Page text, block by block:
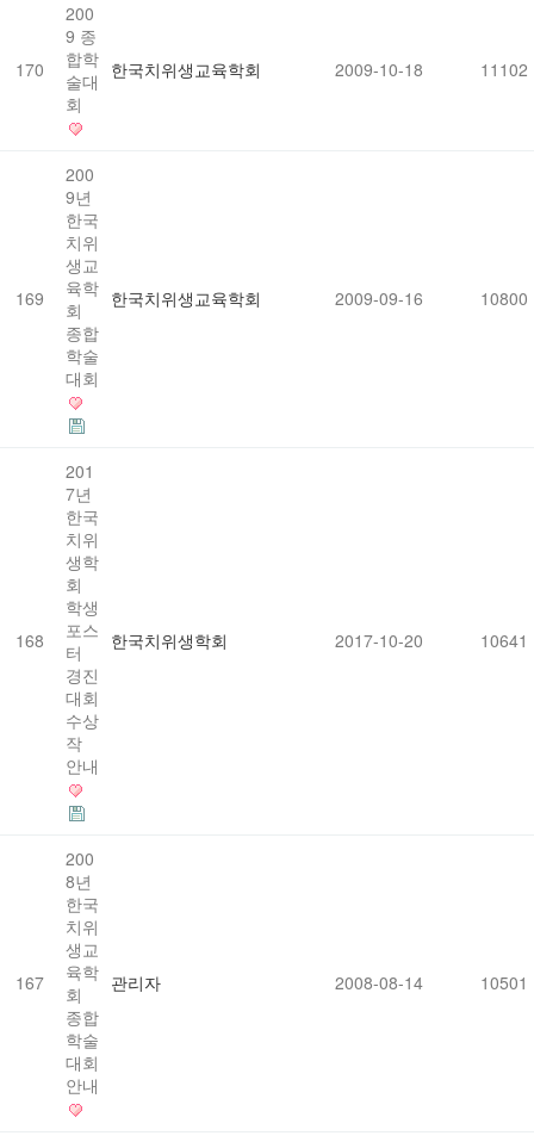
170
200
9 종
합학
술대
회
한국치위생교육학회 2009-10-18 11102
169
200
9년
한국
치위
생교
육학
회
종합
학술
대회
한국치위생교육학회 2009-09-16 10800
168
201
7년
한국
치위
생학
회
학생
포스
터
경진
대회
수상
작
안내
한국치위생학회 2017-10-20 10641
167
200
8년
한국
치위
생교
육학
회
종합
학술
대회
안내
관리자 2008-08-14 10501